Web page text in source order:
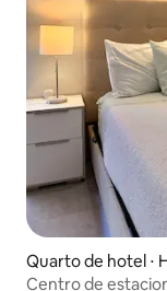
Quarto de hotel ⋅
Centro de